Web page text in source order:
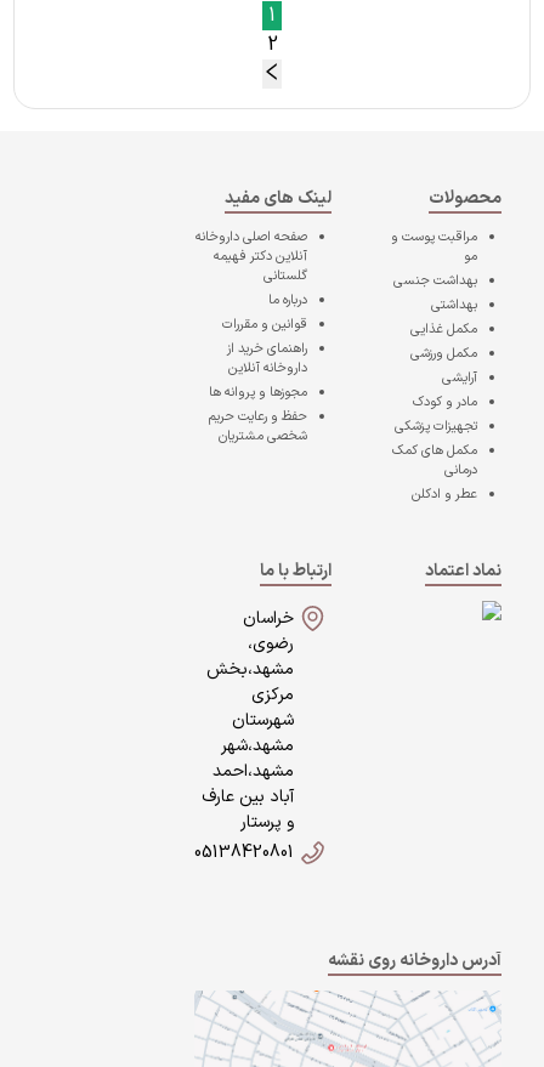
1
2
محصولات
مراقبت پوست و
مو
بهداشت جنسی
بهداشتی
مکمل غذایی
مکمل ورزشی
آرایشی
مادر و کودک
تجهیزات پزشکی
مکمل های کمک
درمانی
عطر و ادکلن
لینک های مفید
صفحه اصلیداروخانه
آنلاین دکتر فهیمه
گلستانی
درباره ما
قوانین و مقررات
راهنمای خرید از
داروخانه آنلاین
مجوزها و پروانه ها
حفظ و رعایت حریم
شخصی مشتریان
نماد اعتماد
ارتباط با ما
خراسان
رضوی،
مشهد،بخش
مرکزی
شهرستان
مشهد،شهر
مشهد،احمد
آباد بین عارف
و پرستار
05138420801
آدرس داروخانه روی نقشه